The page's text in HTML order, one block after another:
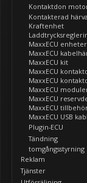
Kontaktdon
Kontakterad härva
Kraftenhet
MaxxECU enheter
MaxxECU
MaxxECU kit
MaxxECU
MaxxECU
MaxxECU
MaxxECU
MaxxECU
MaxxECU USB
Plugin-ECU
Tändning
tomgångsstyrning
Reklam
Tjänster